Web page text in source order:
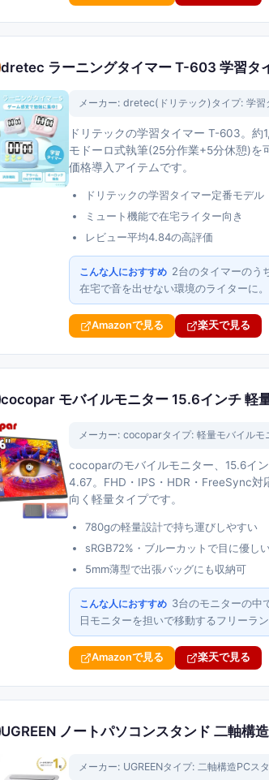
dretec ラーニングタイマー T-603 学習タ
メーカー: dretec(ドリテック) タイプ: 学習
ドリテックの学習タイマー T-603。
モドーロ式執筆(25分作業+5分休憩)を
価格導入アイテムです。
ドリテックの学習タイマー定番モデル
ミュート機能で在宅ライター向き
レビュー平均4.84の高評価
こんな人におすすめ 2台のタイマーのう
在宅で音を出せない環境のライターに
Amazonで見る 楽天で見る
cocopar モバイルモニター 15.6インチ 軽
メーカー: cocoparタイプ: 軽量モバイルモ
cocoparのモバイルモニター、15.6イ
4.67。FHD・IPS・HDR・FreeSync対
向く軽量タイプです。
780gの軽量設計で持ち運びしやすい
sRGB72%・ブルーカットで目に優し
5mm薄型で出張バッグにも収納可
こんな人におすすめ 3台のモニターの中
日モニターを担いで移動するフリーラ
Amazonで見る 楽天で見る
UGREEN ノートパソコンスタンド 二軸構造
メーカー: UGREENタイプ: 二軸構造PCス